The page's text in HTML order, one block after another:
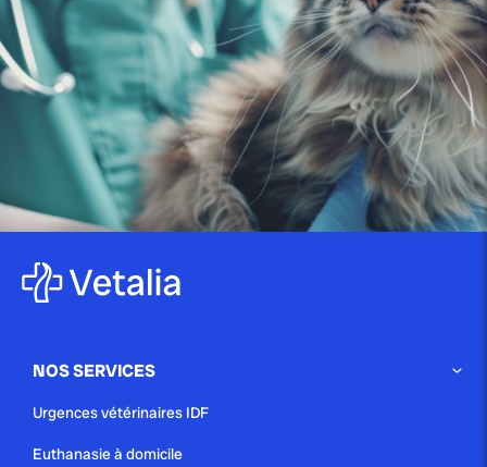
On parle d’hypersalivation ou de ptyalisme pour
désigner un chat qui bave abondamment. De multiples
[…]
Blog
publié le 26 avril 2022
choses à...
NOS SERVICES
Urgences vétérinaires IDF
Euthanasie à domicile